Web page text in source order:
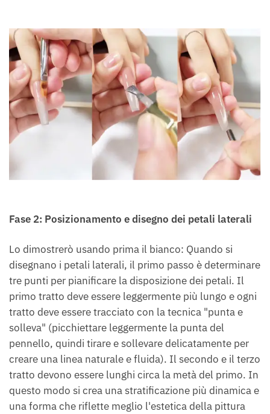
Fase 2: Posizionamento e disegno dei petali laterali
Lo dimostrerò usando prima il bianco: Quando si
disegnano i petali laterali, il primo passo è determinare
tre punti per pianificare la disposizione dei petali. Il
primo tratto deve essere leggermente più lungo e ogni
tratto deve essere tracciato con la tecnica "punta e
solleva" (picchiettare leggermente la punta del
pennello, quindi tirare e sollevare delicatamente per
creare una linea naturale e fluida). Il secondo e il terzo
tratto devono essere lunghi circa la metà del primo. In
questo modo si crea una stratificazione più dinamica e
una forma che riflette meglio l'estetica della pittura